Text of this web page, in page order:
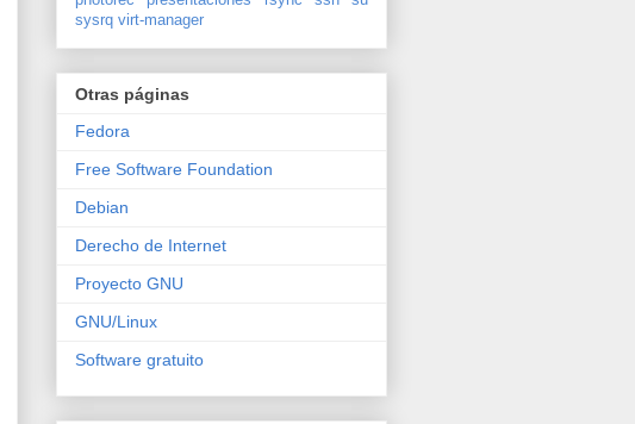
sysrq virt-manager
Otras páginas
Fedora
Free Software Foundation
Debian
Derecho de Internet
Proyecto GNU
GNU/Linux
Software gratuito